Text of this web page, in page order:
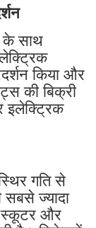
के साथ
किया और
की बिक्री
इलेक्ट्रिक
गति से
ज्यादा
स्कूटर और